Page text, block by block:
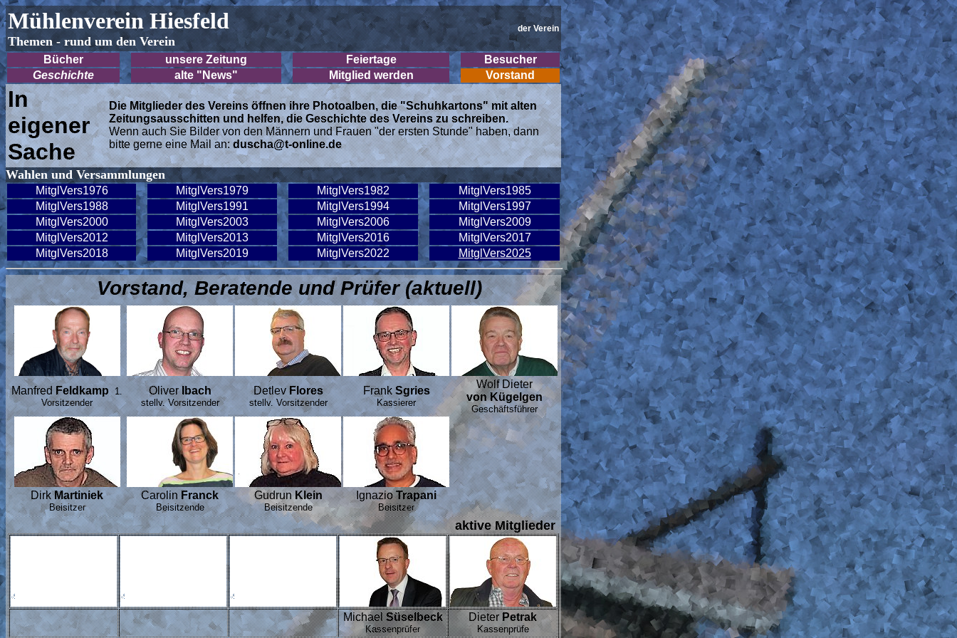
Mühlenverein Hiesfeld
Themen - rund um den Verein
der Verein
Bücher unsere Zeitung Feiertage
Besucher
Geschichte
alte "News" Mitglied werden Vorstand
In
eigener
Sache
Die Mitglieder des Vereins öffnen ihre Photoalben, die "Schuhkartons" mit alten
Zeitungsausschitten und helfen, die Geschichte des Vereins zu schreiben.
Wenn auch Sie Bilder von den Männern und Frauen "der ersten Stunde" haben, dann
bitte gerne eine Mail an:duscha@t-online.de
Wahlen und Versammlungen
MitglVers1976 MitglVers1979 MitglVers1982
MitglVers1985
MitglVers1988
MitglVers1991 MitglVers1994
MitglVers1997
MitglVers2000
MitglVers2003 MitglVers2006
MitglVers2009
MitglVers2012
MitglVers2013 MitglVers2016
MitglVers2017
MitglVers2018
MitglVers2019 MitglVers2022 MitglVers2025
Vorstand, Beratende und Prüfer (aktuell)
ManfredFeldkamp1.
Vorsitzender
OliverIbach
stellv. Vorsitzender
DetlevFlores
stellv. Vorsitzender
FrankSgries
Kassierer
Wolf Dieter
von Kügelgen
Geschäftsführer
DirkMartiniek
Beisitzer
CarolinFranck
Beisitzende
GudrunKlein
Beisitzende
IgnazioTrapani
Beisitzer
aktive Mitglieder
MichaelSüselbeck
Kassenprüfer
DieterPetrak
Kassenprüfe